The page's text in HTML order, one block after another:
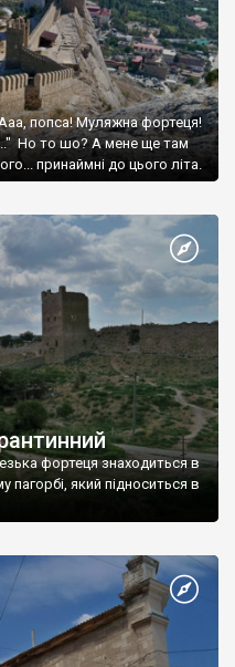
попса! Муляжна фортеця!
Но то шо? А мене ще там
принаймні до цього літа.
фортеця знаходиться в
пагорбі, який підноситься в